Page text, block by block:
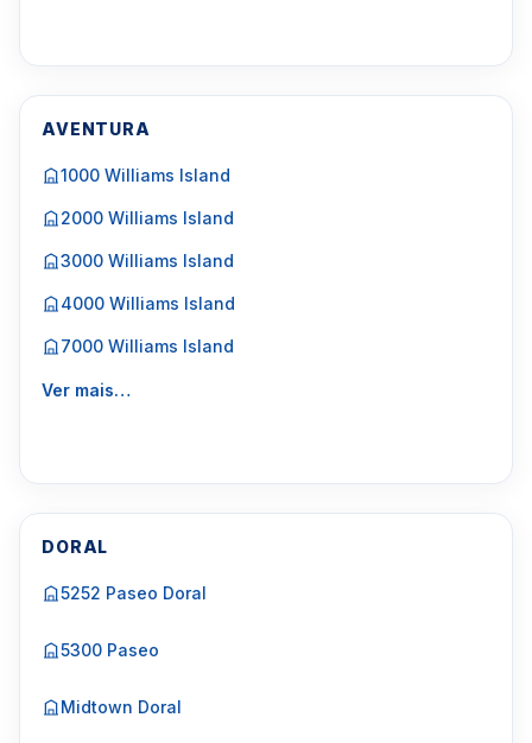
AVENTURA
1000 Williams Island
2000 Williams Island
3000 Williams Island
4000 Williams Island
7000 Williams Island
Ver mais…
DORAL
5252 Paseo Doral
5300 Paseo
Midtown Doral